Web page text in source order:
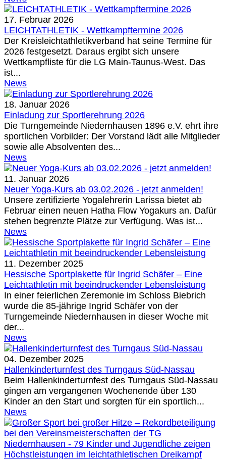
17. Februar 2026
LEICHTATHLETIK - Wettkampftermine 2026
Der Kreisleichtathletikverband hat seine Termine für
2026 festgesetzt. Daraus ergibt sich unsere
Wettkampfliste für die LG Main-Taunus-West. Das
ist...
News
18. Januar 2026
Einladung zur Sportlerehrung 2026
Die Turngemeinde Niedernhausen 1896 e.V. ehrt ihre
sportlichen Vorbilder: Der Vorstand lädt alle Mitglieder
sowie alle Absolventen des...
News
11. Januar 2026
Neuer Yoga-Kurs ab 03.02.2026 - jetzt anmelden!
Unsere zertifizierte Yogalehrerin Larissa bietet ab
Februar einen neuen Hatha Flow Yogakurs an. Dafür
stehen begrenzte Plätze zur Verfügung. Was ist...
News
11. Dezember 2025
Hessische Sportplakette für Ingrid Schäfer – Eine
Leichtathletin mit beeindruckender Lebensleistung
In einer feierlichen Zeremonie im Schloss Biebrich
wurde die 85-jährige Ingrid Schäfer von der
Turngemeinde Niedernhausen in dieser Woche mit
der...
News
04. Dezember 2025
Hallenkinderturnfest des Turngaus Süd-Nassau
Beim Hallenkinderturnfest des Turngaus Süd-Nassau
gingen am vergangenen Wochenende über 130
Kinder an den Start und sorgten für ein sportlich...
News